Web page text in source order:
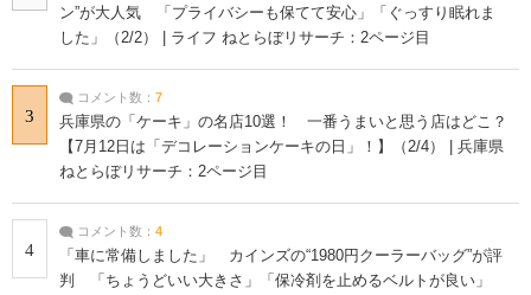
ン”が大人気 「プライバシーも保てて安心」「ぐっすり眠れま
した」（2/2） | ライフ ねとらぼリサーチ：2ページ目
3
コメント数： 7
兵庫県の「ケーキ」の名店10選！ 一番うまいと思う店はどこ？
【7月12日は「デコレーションケーキの日」！】（2/4） | 兵庫県
ねとらぼリサーチ：2ページ目
4
コメント数： 4
「車に常備しました」 カインズの“1980円クーラーバッグ”が評
判 「ちょうどいい大きさ」「保冷剤を止めるベルトが良い」